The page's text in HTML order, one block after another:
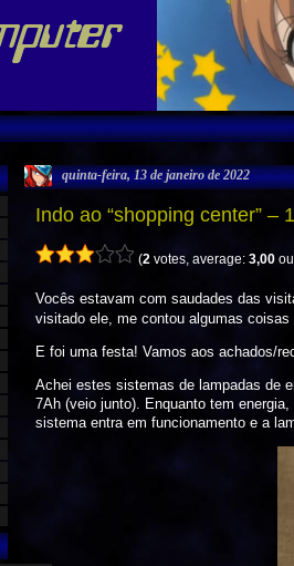
quinta-feira, 13 de janeiro de 2022
Indo ao “shopping center” –
(2 votes, average:3,00
Vocês estavam com saudades das
visitado ele, me contou algumas
E foi uma festa! Vamos aos achados/
Achei estes sistemas de lampadas de
7Ah (veio junto). Enquanto tem
sistema entra em funcionamento e a